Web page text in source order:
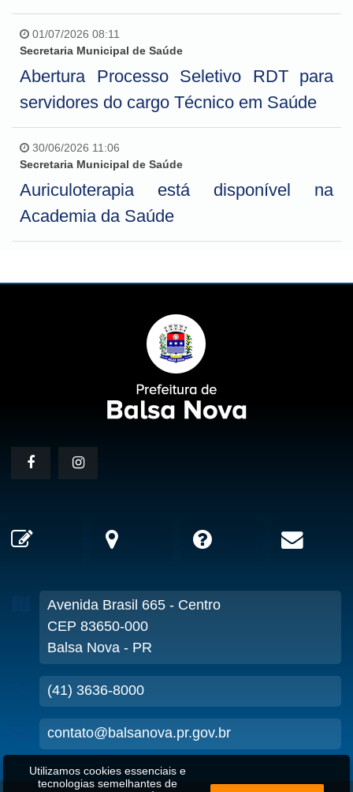
01/07/2026 08:11
Secretaria Municipal de Saúde
Abertura Processo Seletivo RDT para
servidores do cargo Técnico em Saúde
30/06/2026 11:06
Secretaria Municipal de Saúde
Auriculoterapia está disponível na
Academia da Saúde
Avenida Brasil 665 - Centro
CEP 83650-000
Balsa Nova - PR
(41) 3636-8000
contato@balsanova.pr.gov.br
Utilizamos cookies essenciais e
tecnologias semelhantes de